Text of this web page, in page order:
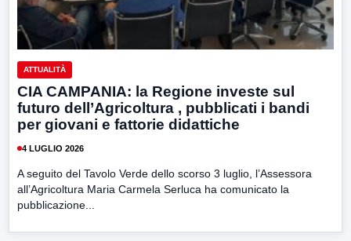
ATTUALITÀ
CIA CAMPANIA: la Regione investe sul
futuro dell’Agricoltura , pubblicati i bandi
per giovani e fattorie didattiche
4 LUGLIO 2026
A seguito del Tavolo Verde dello scorso 3 luglio, l’Assessora
all’Agricoltura Maria Carmela Serluca ha comunicato la
pubblicazione...